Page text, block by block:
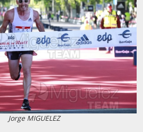
Jorge MIGUELEZ